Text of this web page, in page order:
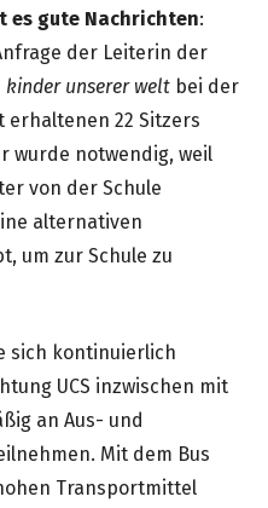
es gute Nachrichten:
der Leiterin der
kinder unserer welt bei der
erhaltenen 22 Sitzers
wurde notwendig, weil
von der Schule
alternativen
um zur Schule zu
sich kontinuierlich
UCS inzwischen mit
an Aus- und
Mit dem Bus
Transportmittel